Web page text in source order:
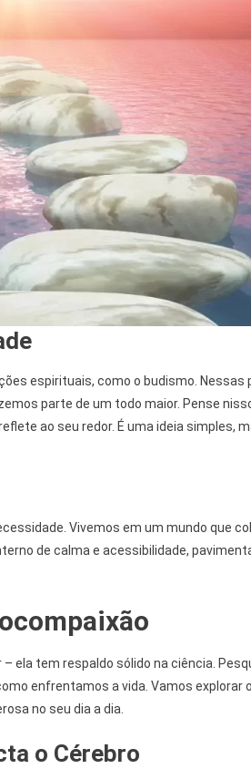
espirituais, como o budismo. Nessas
parte de um todo maior. Pense
ao seu redor. É uma ideia simples,
Vivemos em um mundo que
de calma e acessibilidade,
ela tem respaldo sólido na ciência.
enfrentamos a vida. Vamos explorar
no seu dia a dia.
o Cérebro